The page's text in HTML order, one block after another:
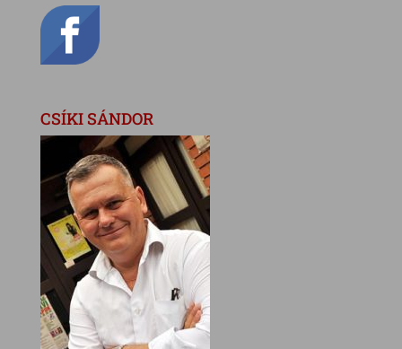
CSÍKI SÁNDOR